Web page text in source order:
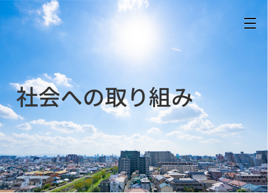
社会への取り組み